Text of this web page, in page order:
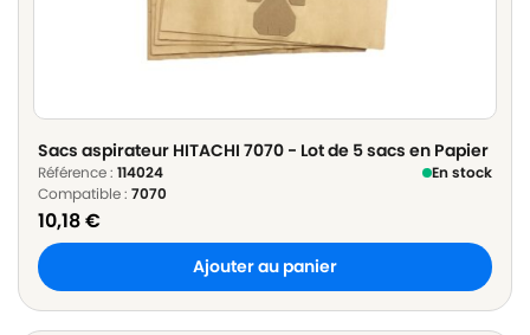
Sacs aspirateur HITACHI 7070 - Lot de 5 sacs en Papier
Référence : 114024
En stock
Compatible : 7070
10,18€
Ajouter au panier